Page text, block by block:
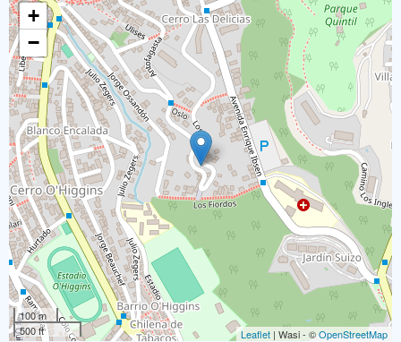
+
−
100 m
500 ft
Leaflet | Wasi - ©OpenStreetMap